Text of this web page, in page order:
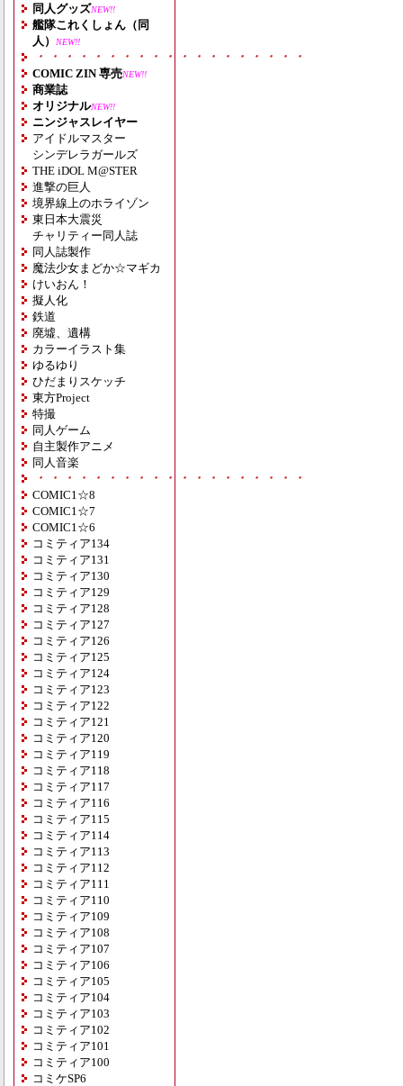
同人グッズNEW!!
艦隊これくしょん（同
人）
NEW!!
・・・・・・・・・・・・・・・・・・・
COMIC ZIN 専売NEW!!
商業誌
オリジナルNEW!!
ニンジャスレイヤー
アイドルマスター
シンデレラガールズ
THE iDOL M@STER
進撃の巨人
境界線上のホライゾン
東日本大震災
チャリティー同人誌
同人誌製作
魔法少女まどか☆マギカ
けいおん！
擬人化
鉄道
廃墟、遺構
カラーイラスト集
ゆるゆり
ひだまりスケッチ
東方Project
特撮
同人ゲーム
自主製作アニメ
同人音楽
・・・・・・・・・・・・・・・・・・・
COMIC1☆8
COMIC1☆7
COMIC1☆6
コミティア134
コミティア131
コミティア130
コミティア129
コミティア128
コミティア127
コミティア126
コミティア125
コミティア124
コミティア123
コミティア122
コミティア121
コミティア120
コミティア119
コミティア118
コミティア117
コミティア116
コミティア115
コミティア114
コミティア113
コミティア112
コミティア111
コミティア110
コミティア109
コミティア108
コミティア107
コミティア106
コミティア105
コミティア104
コミティア103
コミティア102
コミティア101
コミティア100
コミケSP6